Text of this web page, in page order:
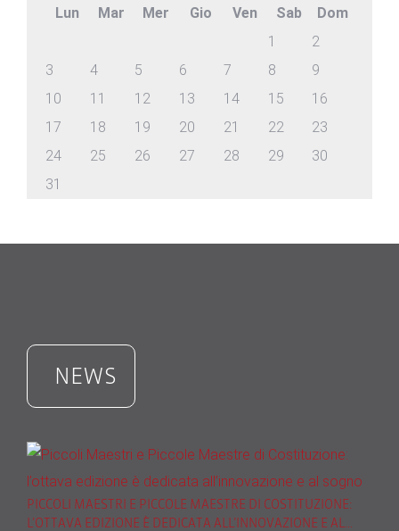
Lun
Mar Mer Gio Ven Sab
Dom
1
2
3
4 5 6 7 8
9
10
11 12 13 14 15
16
17
18 19 20 21 22
23
24
25 26 27 28 29
30
31
NEWS
PICCOLI MAESTRI E PICCOLE MAESTRE DI COSTITUZIONE:
L’OTTAVA EDIZIONE È DEDICATA ALL’INNOVAZIONE E AL…